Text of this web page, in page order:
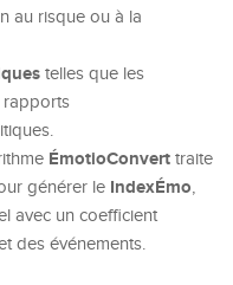
au risque ou à la
telles que les
rapports
ÉmotioConvert traite
générer le IndexÉmo,
avec un coefficient
des événements.